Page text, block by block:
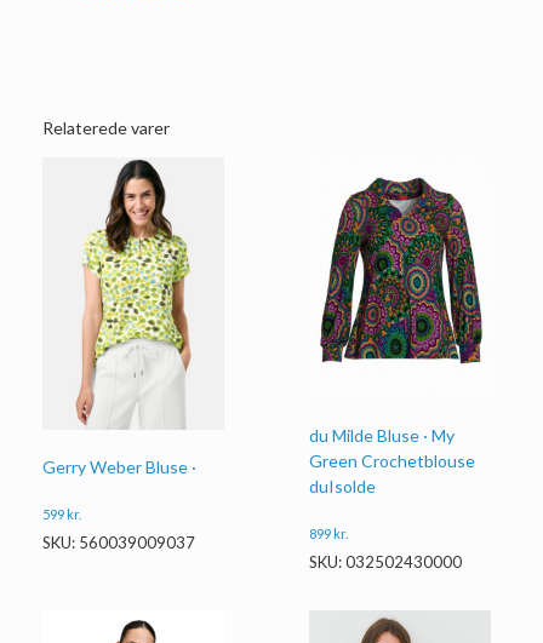
Relaterede varer
Gerry Weber Bluse ·
599 kr.
SKU: 560039009037
du Milde Bluse · My
Green Crochetblouse
duIsolde
899 kr.
SKU: 032502430000